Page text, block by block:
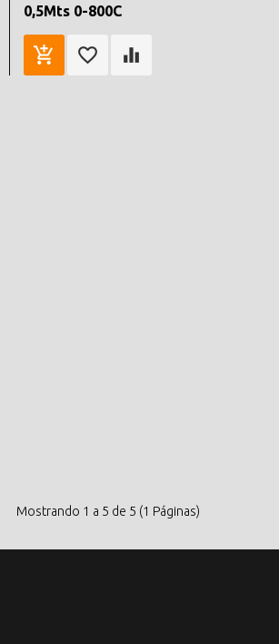
0,5Mts 0-800C
Mostrando 1 a 5 de 5 (1 Páginas)